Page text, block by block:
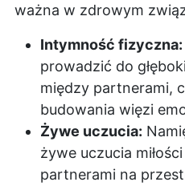
ważna w zdrowym
Intymność fizyczna:
prowadzić do
między partnerami,
budowania więzi
Żywe uczucia:
żywe uczucia
partnerami na